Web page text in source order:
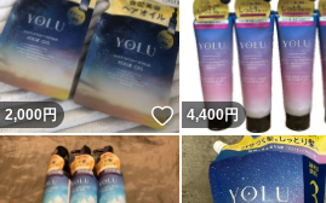
2,000円 いいね！
4,400円